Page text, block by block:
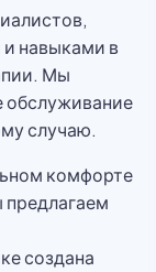
навыками в
Мы
обслуживание
случаю.
комфорте
предлагаем
создана